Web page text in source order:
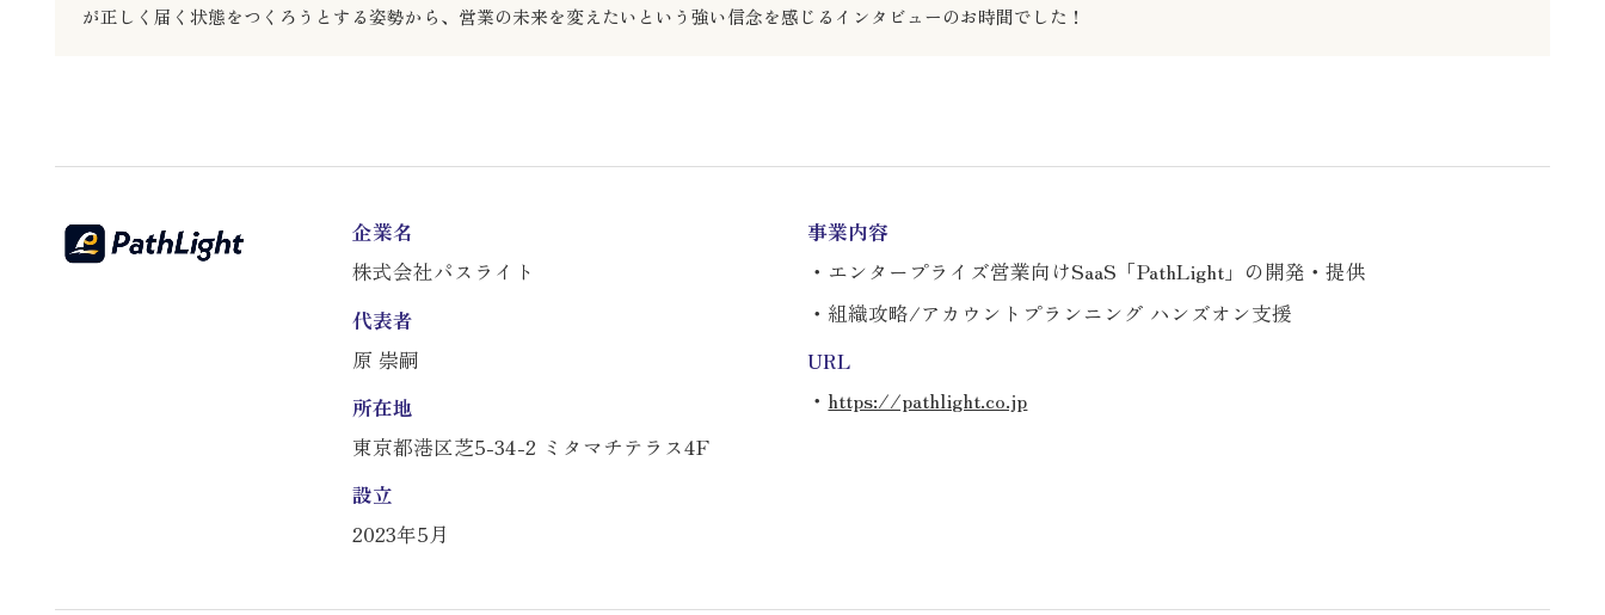
が正しく届く状態をつくろうとする姿勢から、営業の未来を変えたいという強い信念を感じるインタビューのお時間でした！
企業名
株式会社パスライト
代表者
原 崇嗣
所在地
東京都港区芝5-34-2 ミタマチテラス4F
設立
2023年5月
事業内容
・エンタープライズ営業向けSaaS「PathLight」の開発・提供
・組織攻略/アカウントプランニング ハンズオン支援
URL
・ https://pathlight.co.jp